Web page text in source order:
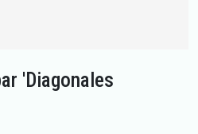
'Diagonales